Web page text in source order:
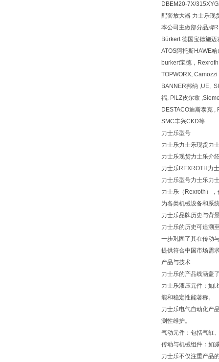
DBEM20-7X/
配套放大器 力士乐现
本公司主做部分品牌
Bürkert 德国宝德施
ATOS阿托斯HAWE
burkert宝德，
TOPWORX,
BANNER邦纳 ,UE,
福, PILZ皮尔兹
DESTACO迪斯泰克
SMC丰兴CKD等
力士乐型号
力士乐力士乐现货力
力士乐现货力士乐介
力士乐REXROTH力
力士乐型号力士乐力
力士乐（Rexroth）
为各类机械设备和系
力士乐品牌历史与背
力士乐的历史可追溯
一步巩固了其在传动
提供符合中国市场需
产品与技术
力士乐的产品线涵盖
力士乐液压元件：如
能和稳定性能著称。
力士乐电气自动化产
测性维护。
气动元件：包括气缸
传动与机械组件：如
力士乐不仅注重产品